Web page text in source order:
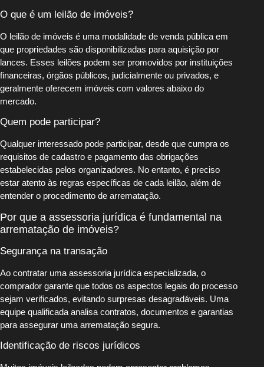
O que é um leilão de imóveis?
O leilão de imóveis é uma modalidade de venda pública em
que propriedades são disponibilizadas para aquisição por
lances. Esses leilões podem ser promovidos por instituições
financeiras, órgãos públicos, judicialmente ou privados, e
geralmente oferecem imóveis com valores abaixo do
mercado.
Quem pode participar?
Qualquer interessado pode participar, desde que cumpra os
requisitos de cadastro e pagamento das obrigações
estabelecidas pelos organizadores. No entanto, é preciso
estar atento às regras específicas de cada leilão, além de
entender o procedimento de arrematação.
Por que a assessoria jurídica é fundamental na
arrematação de imóveis?
Segurança na transação
Ao contratar uma assessoria jurídica especializada, o
comprador garante que todos os aspectos legais do processo
sejam verificados, evitando surpresas desagradáveis. Uma
equipe qualificada analisa contratos, documentos e garantias
para assegurar uma arrematação segura.
Identificação de riscos jurídicos